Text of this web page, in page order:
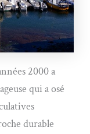
2000 a
qui a osé
durable